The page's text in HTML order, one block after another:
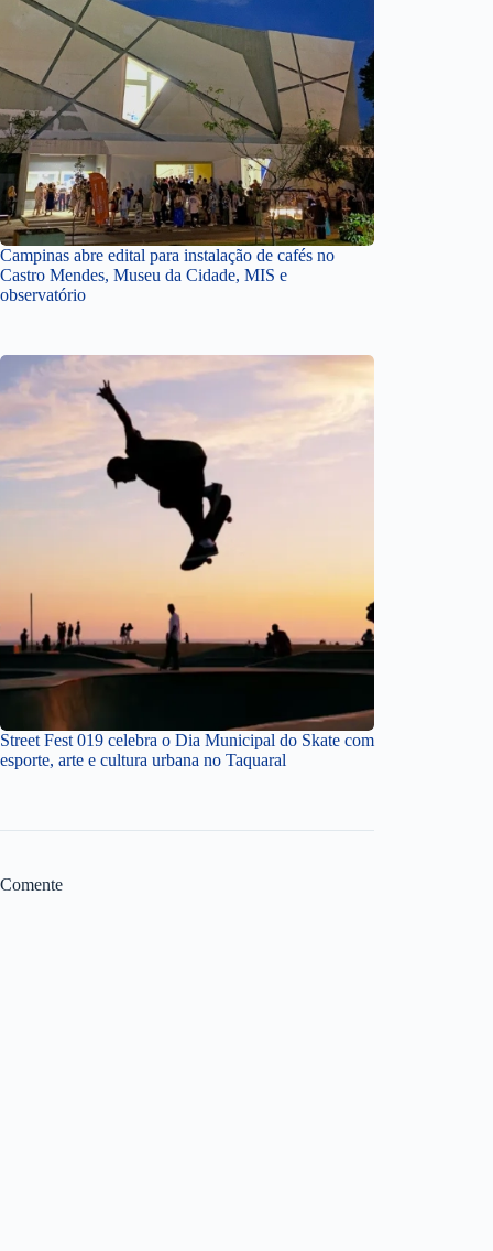
Campinas abre edital para instalação de cafés no
Castro Mendes, Museu da Cidade, MIS e
observatório
Street Fest 019 celebra o Dia Municipal do Skate com
esporte, arte e cultura urbana no Taquaral
Comente